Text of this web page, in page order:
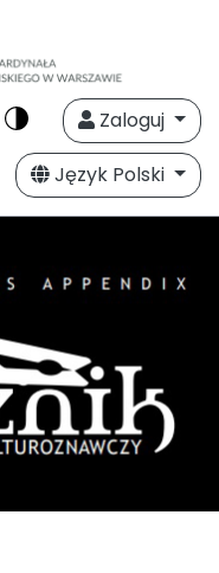
Zaloguj
Język Polski